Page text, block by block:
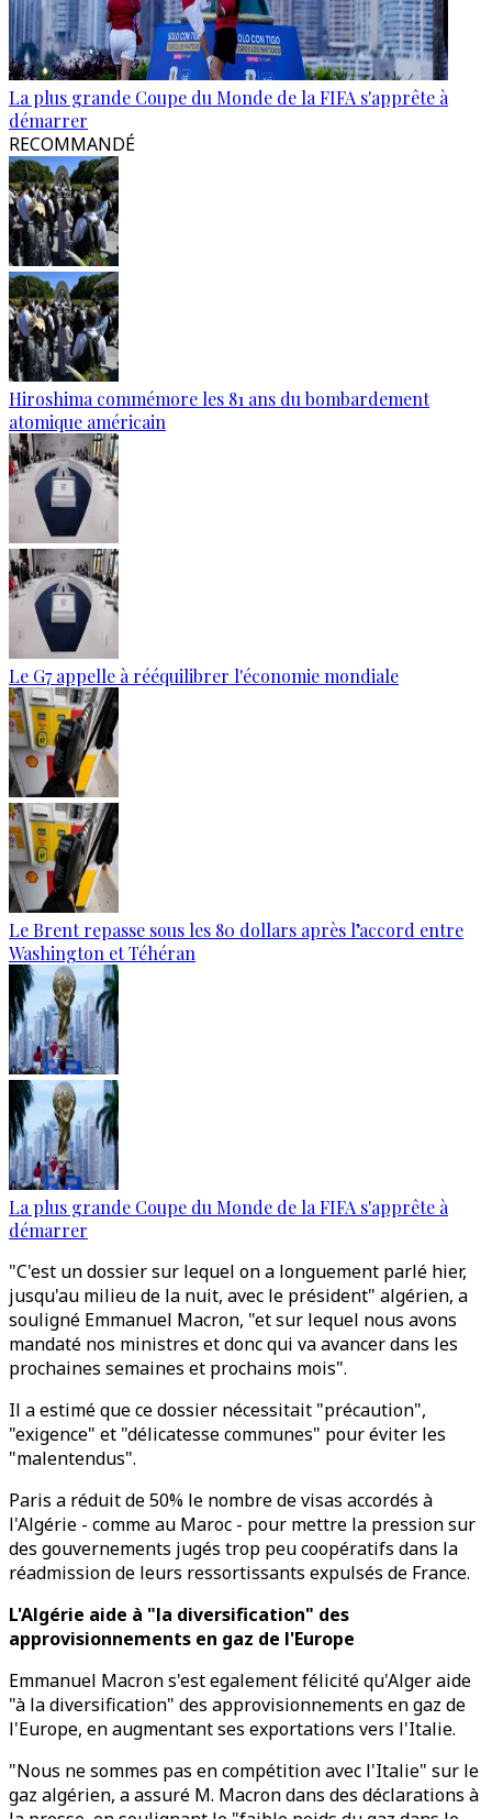
La plus grande Coupe du Monde de la FIFA s'apprête à
démarrer
RECOMMANDÉ
Hiroshima commémore les 81 ans du bombardement
atomique américain
Le G7 appelle à rééquilibrer l'économie mondiale
Le Brent repasse sous les 80 dollars après l’accord entre
Washington et Téhéran
La plus grande Coupe du Monde de la FIFA s'apprête à
démarrer
"C'est un dossier sur lequel on a longuement parlé hier,
jusqu'au milieu de la nuit, avec le président" algérien, a
souligné Emmanuel Macron, "et sur lequel nous avons
mandaté nos ministres et donc qui va avancer dans les
prochaines semaines et prochains mois".
Il a estimé que ce dossier nécessitait "précaution",
"exigence" et "délicatesse communes" pour éviter les
"malentendus".
Paris a réduit de 50% le nombre de visas accordés à
l'Algérie - comme au Maroc - pour mettre la pression sur
des gouvernements jugés trop peu coopératifs dans la
réadmission de leurs ressortissants expulsés de France.
L'Algérie aide à "la diversification" des
approvisionnements en gaz de l'Europe
Emmanuel Macron s'est egalement félicité qu'Alger aide
"à la diversification" des approvisionnements en gaz de
l'Europe, en augmentant ses exportations vers l'Italie.
"Nous ne sommes pas en compétition avec l'Italie" sur le
gaz algérien, a assuré M. Macron dans des déclarations à